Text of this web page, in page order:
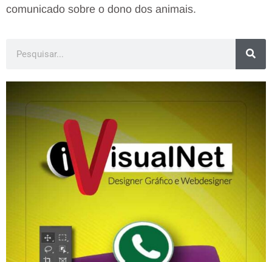
comunicado sobre o dono dos animais.